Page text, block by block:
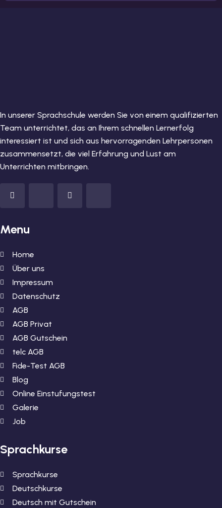
In unserer Sprachschule werden Sie von einem qualifizierten
Team unterrichtet, das an Ihrem schnellen Lernerfolg
interessiert ist und sich aus hervorragenden Lehrpersonen
zusammensetzt, die viel Erfahrung und Lust am
Unterrichten mitbringen.
Menu
Home
Über uns
Impressum
Datenschutz
AGB
AGB Privat
AGB Gutschein
telc AGB
Fide-Test AGB
Blog
Online Einstufungstest
Galerie
Job
Sprachkurse
Sprachkurse
Deutschkurse
Deutsch mit Gutschein